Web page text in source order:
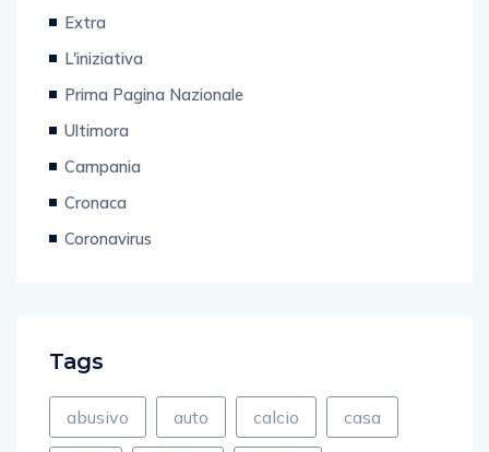
Extra
L'iniziativa
Prima Pagina Nazionale
Ultimora
Campania
Cronaca
Coronavirus
Tags
abusivo auto calcio casa